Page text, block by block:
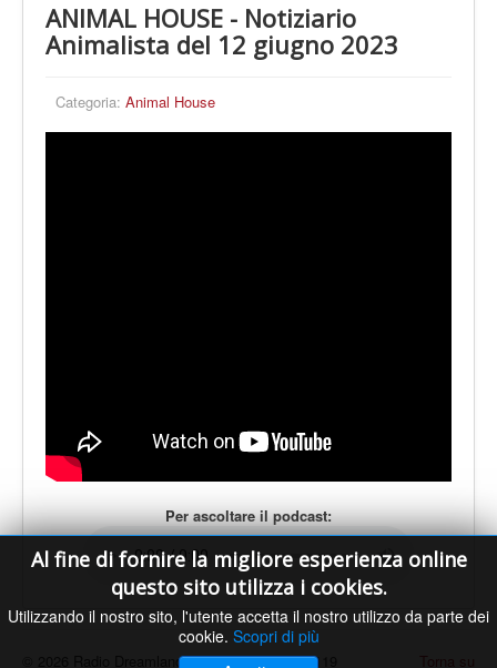
CHI SIAMO
IL FONDATORE
PROGRAMMI
PALINSESTO
ANIMAL HOUSE - Notiziario
Animalista del 12 giugno 2023
Categoria: Animal House
Per ascoltare il podcast:
Al fine di fornire la migliore esperienza online
questo sito utilizza i cookies.
Utilizzando il nostro sito, l'utente accetta il nostro utilizzo da parte dei
cookie. Scopri di più
Torna su
© 2026 Radio Dreamland - Licenza SIAE n. 9119